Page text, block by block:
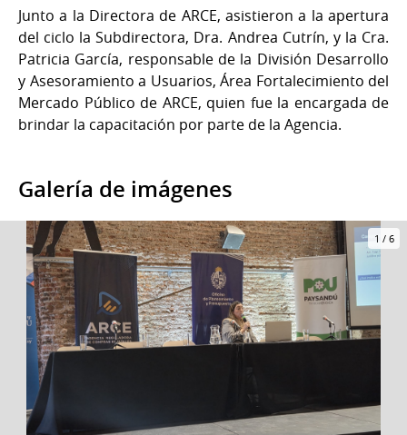
Junto a la Directora de ARCE, asistieron a la apertura
del ciclo la Subdirectora, Dra. Andrea Cutrín, y la Cra.
Patricia García, responsable de la División Desarrollo
y Asesoramiento a Usuarios, Área Fortalecimiento del
Mercado Público de ARCE, quien fue la encargada de
brindar la capacitación por parte de la Agencia.
Galería de imágenes
1 / 6